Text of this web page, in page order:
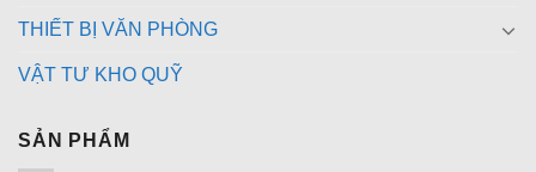
THIẾT BỊ VĂN PHÒNG
VẬT TƯ KHO QUỸ
SẢN PHẨM